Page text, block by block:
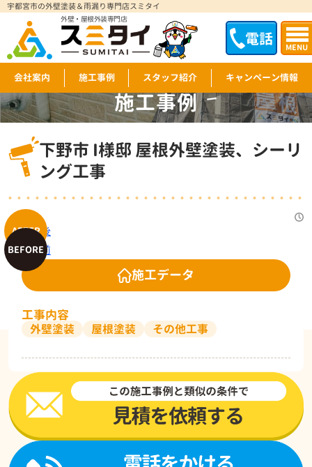
電話 MENU
宇都宮市の外壁塗装＆雨漏り専門店スミタイ
外壁・屋根外装専門店
会社案内 施工事例 スタッフ紹介 キャンペーン情報
施工事例
WORKS
下野市 I様邸 屋根外壁塗装、シーリ
ング工事
施工データ
工事内容
外壁塗装 屋根塗装 その他工事